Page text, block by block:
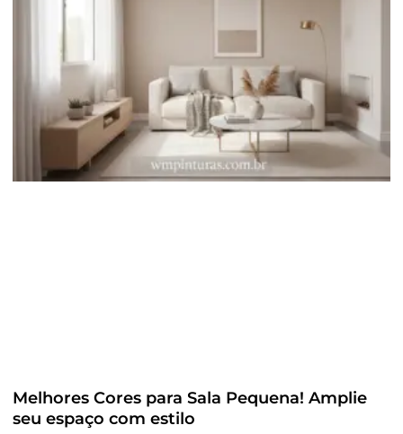
Melhores Cores para Sala Pequena! Amplie
seu espaço com estilo